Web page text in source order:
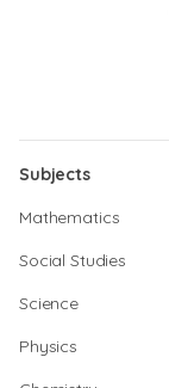
Subjects
Mathematics
Social Studies
Science
Physics